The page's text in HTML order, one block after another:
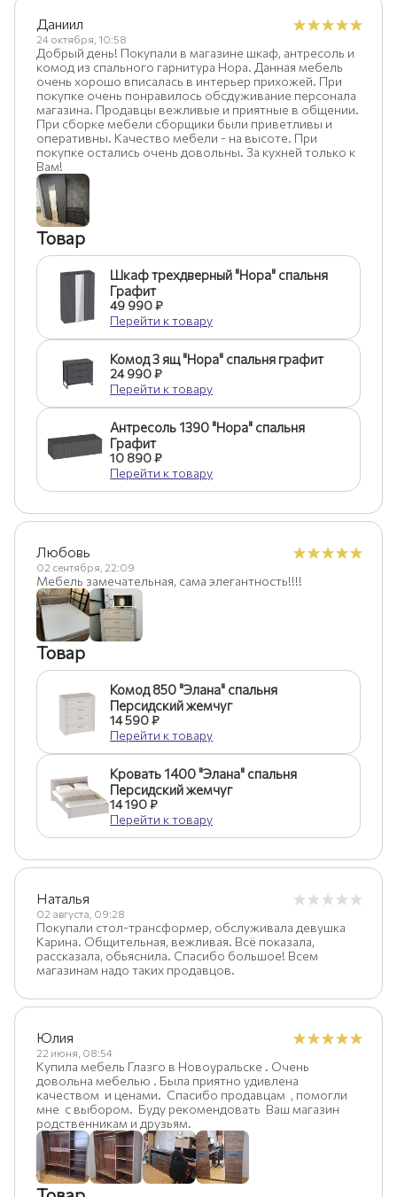
Даниил
24 октября, 10:58
Добрый день! Покупали в магазине шкаф, антресоль и
комод из спального гарнитура Нора. Данная мебель
очень хорошо вписалась в интерьер прихожей. При
покупке очень понравилось обсдуживание персонала
магазина. Продавцы вежливые и приятные в общении.
При сборке мебели сборщики были приветливы и
оперативны. Качество мебели - на высоте. При
покупке остались очень довольны. За кухней только к
Вам!
Товар
Шкаф трехдверный "Нора" спальня
Графит
49 990 ₽
Перейти к товару
Комод 3 ящ "Нора" спальня графит
24 990 ₽
Перейти к товару
Антресоль 1390 "Нора" спальня
Графит
10 890 ₽
Перейти к товару
Любовь
02 сентября, 22:09
Мебель замечательная, сама элегантность!!!!
Товар
Комод 850 "Элана" спальня
Персидский жемчуг
14 590 ₽
Перейти к товару
Кровать 1400 "Элана" спальня
Персидский жемчуг
14 190 ₽
Перейти к товару
Наталья
02 августа, 09:28
Покупали стол-трансформер, обслуживала девушка
Карина. Общительная, вежливая. Всё показала,
рассказала, обьяснила. Спасибо большое! Всем
магазинам надо таких продавцов.
Юлия
22 июня, 08:54
Купила мебель Глазго в Новоуральске . Очень
довольна мебелью . Была приятно удивлена
качеством и ценами. Спасибо продавцам , помогли
мне с выбором. Буду рекомендовать Ваш магазин
родственникам и друзьям.